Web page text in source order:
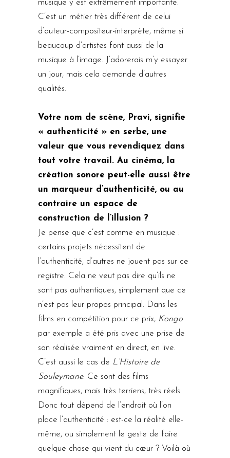
musique y est extrêmement importante.
C’est un métier très différent de celui
d’auteur-compositeur-interprète, même si
beaucoup d’artistes font aussi de la
musique à l’image. J’adorerais m’y essayer
un jour, mais cela demande d’autres
qualités.
Votre nom de scène, Pravi, signifie
« authenticité » en serbe, une
valeur que vous revendiquez dans
tout votre travail. Au cinéma, la
création sonore peut-elle aussi être
un marqueur d’authenticité, ou au
contraire un espace de
construction de l’illusion ?
Je pense que c’est comme en musique :
certains projets nécessitent de
l’authenticité, d’autres ne jouent pas sur ce
registre. Cela ne veut pas dire qu’ils ne
sont pas authentiques, simplement que ce
n’est pas leur propos principal. Dans les
films en compétition pour ce prix, Kongo
par exemple a été pris avec une prise de
son réalisée vraiment en direct, en live.
C’est aussi le cas de L’Histoire de
Souleymane. Ce sont des films
magnifiques, mais très terriens, très réels.
Donc tout dépend de l’endroit où l’on
place l’authenticité : est-ce la réalité elle-
même, ou simplement le geste de faire
quelque chose qui vient du cœur ? Voilà où